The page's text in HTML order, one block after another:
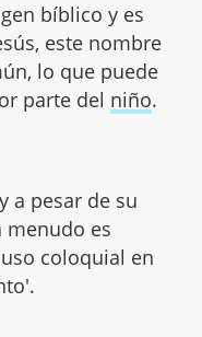
bíblico y es
este nombre
lo que puede
parte del niño.
a pesar de su
menudo es
coloquial en